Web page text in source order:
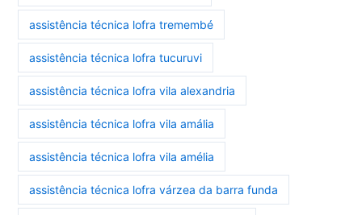
assistência técnica lofra tremembé
assistência técnica lofra tucuruvi
assistência técnica lofra vila alexandria
assistência técnica lofra vila amália
assistência técnica lofra vila amélia
assistência técnica lofra várzea da barra funda